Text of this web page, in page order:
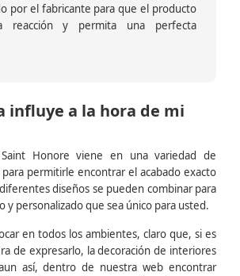
por el fabricante para que el producto
reacción y permita una perfecta
influye a la hora de mi
Honore viene en una variedad de
permitirle encontrar el acabado exacto
diseños se pueden combinar para
y personalizado que sea único para usted.
en todos los ambientes, claro que, si es
de expresarlo, la decoración de interiores
así, dentro de nuestra web encontrar